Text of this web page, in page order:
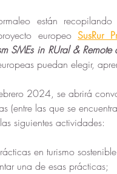
están
europeo SusRur
SMEs in RUral & Remote
puedan elegir,
2024, se abrirá
(entre las que se
siguientes actividades:
en turismo
una de esas prácticas;